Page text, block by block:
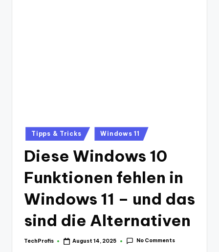
Posted
in
Tipps & Tricks Windows 11
Diese Windows 10
Funktionen fehlen in
Windows 11 – und das
sind die Alternativen
Posted
TechProfis August 14, 2025 No Comments